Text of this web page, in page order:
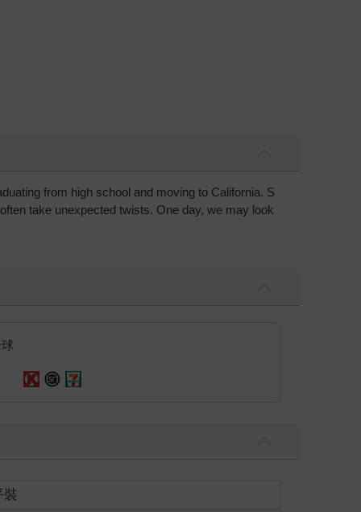
from high school and moving to California. S
take unexpected twists. One day, we may look
裝